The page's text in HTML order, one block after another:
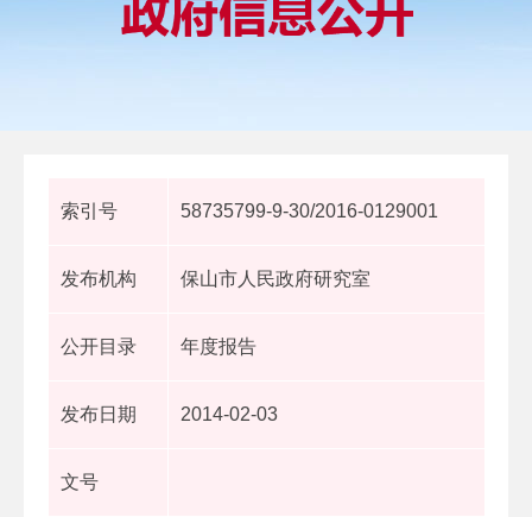
索引号 58735799-9-30/2016-0129001
发布机构 保山市人民政府研究室
公开目录 年度报告
发布日期 2014-02-03
文号